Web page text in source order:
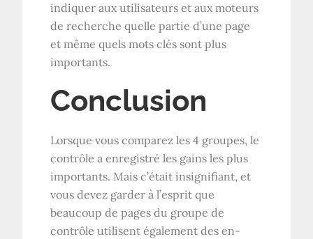
indiquer aux utilisateurs et aux moteurs
de recherche quelle partie d’une page
et même quels mots clés sont plus
importants.
Conclusion
Lorsque vous comparez les 4 groupes, le
contrôle a enregistré les gains les plus
importants. Mais c’était insignifiant, et
vous devez garder à l’esprit que
beaucoup de pages du groupe de
contrôle utilisent également des en-